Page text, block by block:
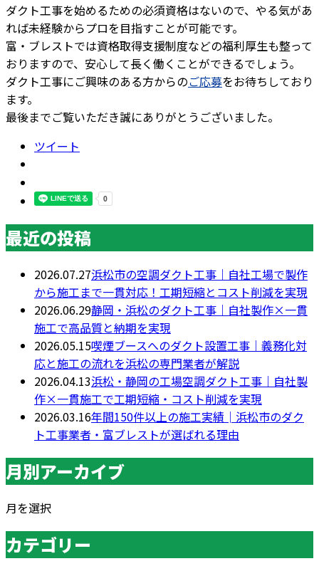
ダクト工事を始めるための必須資格はないので、やる気があ
れば未経験からプロを目指すことが可能です。
富・ブレストでは資格取得支援制度などの福利厚生も整って
おりますので、安心して長く働くことができるでしょう。
ダクト工事にご興味のある方からのご応募をお待ちしており
ます。
最後までご覧いただき誠にありがとうございました。
ツイート
最近の投稿
2026.07.27浜松市の空調ダクト工事｜自社工場で製作
から施工まで一貫対応！工期短縮とコスト削減を実現
2026.06.29静岡・浜松のダクト工事｜自社製作×一貫
施工で高品質と納期を実現
2026.05.15喫煙ブースへのダクト設置工事｜義務化対
応と施工の流れを浜松の専門業者が解説
2026.04.13浜松・静岡の工場空調ダクト工事｜自社製
作×一貫施工で工期短縮・コスト削減を実現
2026.03.16年間150件以上の施工実績│浜松市のダク
ト工事業者・富ブレストが選ばれる理由
月別アーカイブ
月を選択
カテゴリー